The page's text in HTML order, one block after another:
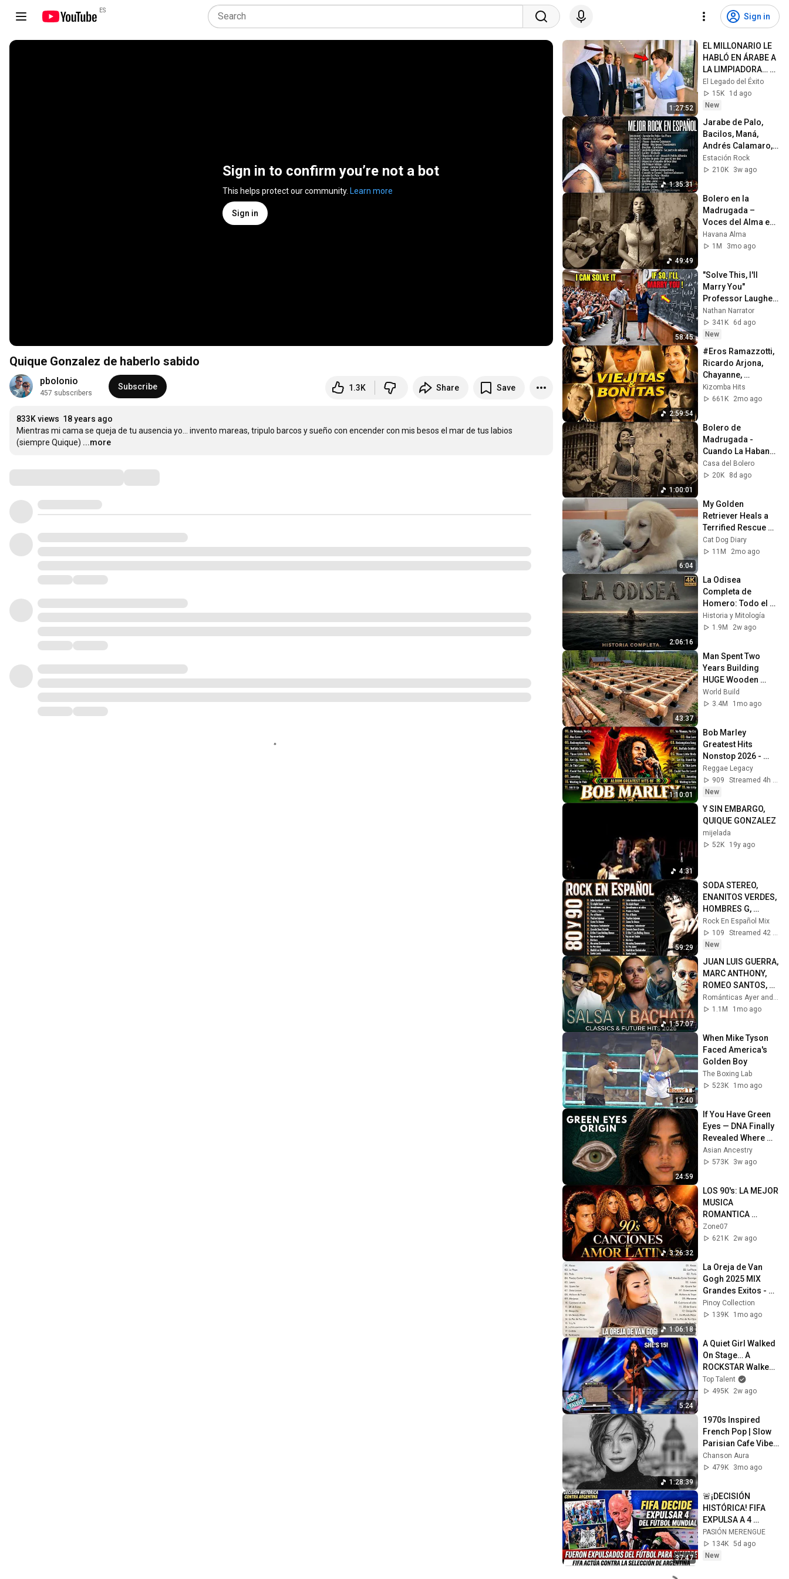
ES
Sign in
Sign in to confirm you’re not a bot
This helps protect our community. Learn more
Sign in
Quique Gonzalez de haberlo sabido
pbolonio
457 subscribers
Subscribe 1.3K Share Save
833K views 18 years ago
Mientras mi cama se queja de tu ausencia yo... invento mareas, tripulo barcos y sueño con encender con mis besos el mar de tus labios
(siempre Quique) ...more
1:27:52
EL MILLONARIO LE
HABLÓ EN ÁRABE A
LA LIMPIADORA… Y
SU RESPUESTA
DEJÓ A TODOS
El Legado del Éxito
15K
1d ago
New
1:35:31
Jarabe de Palo,
Bacilos, Maná,
Andrés Calamaro,
La Ley - Lo Mejor
Del Rock En
Estación Rock
210K
3w ago
49:49
Bolero en la
Madrugada –
Voces del Alma en
La Habana
Havana Alma
1M
3mo ago
58:45
"Solve This, I'll
Marry You"
Professor Laughed
— Black Janitor Did
and Now She Can't
Take It Back
Nathan Narrator
341K
6d ago
New
2:59:54
#Eros Ramazzotti,
Ricardo Arjona,
Chayanne,
Alejandro
Fernandez, Juanes,
Kizomba Hits
661K
2mo ago
1:00:01
Bolero de
Madrugada -
Cuando La Habana
Suspira
Casa del Bolero
20K
8d ago
6:04
My Golden
Retriever Heals a
Terrified Rescue
Kitten in Just 3
Meetings!
Cat Dog Diary
11M
2mo ago
2:06:16
La Odisea
Completa de
Homero: Todo el
Viaje de Odiseo
desde Troya hasta
Historia y Mitología
1.9M
2w ago
43:37
Man Spent Two
Years Building
HUGE Wooden
House for his
Family | Start to
@bjornbrenton
World Build
3.4M
1mo ago
1:10:01
Bob Marley
Greatest Hits
Nonstop 2026 -
Best Reggae Songs
Full Album Playlist
Ever Reggae Mix
Reggae Legacy
909
Streamed 4h ago
New
4:31
Y SIN EMBARGO,
QUIQUE GONZALEZ
mijelada
52K
19y ago
59:29
SODA STEREO,
ENANITOS VERDES,
HOMBRES G,
CAIFANES, MANÁ -
ROCK EN ESPAÑOL
DE LOS 80 Y 90 MIX
Rock En Español Mix
109
Streamed 42 min ago
New
1:57:07
JUAN LUIS GUERRA,
MARC ANTHONY,
ROMEO SANTOS,
ENRIQUE IGLESIAS,
PRINCE ROYCE
Románticas Ayer and 3 more
1.1M
1mo ago
12:40
When Mike Tyson
Faced America's
Golden Boy
The Boxing Lab
523K
1mo ago
24:59
If You Have Green
Eyes — DNA Finally
Revealed Where
They Really Come
From
Asian Ancestry
573K
3w ago
3:26:32
LOS 90's: LA MEJOR
MUSICA
ROMANTICA
LATINA: BEST 90's
LATIN ROMANTIC
Zone07
621K
2w ago
1:06:18
La Oreja de Van
Gogh 2025 MIX
Grandes Exitos -
Rosas, La Playa,
Jueves, Puedes
Pinoy Collection
139K
1mo ago
5:24
A Quiet Girl Walked
On Stage… A
ROCKSTAR Walked
Off!
Top Talent
495K
2w ago
1:28:39
1970s Inspired
French Pop | Slow
Parisian Cafe Vibes
| Chanson Aura
Chanson Aura
479K
3mo ago
37:47
🚨¡DECISIÓN
HISTÓRICA! FIFA
EXPULSA A 4
JUGADORES
ARGENTINOS DEL
FÚTBOL MUNDIAL
PASIÓN MERENGUE
134K 5d ago
New